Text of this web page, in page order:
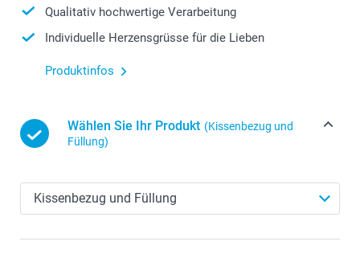
Qualitativ hochwertige Verarbeitung
Individuelle Herzensgrüsse für die Lieben
Produktinfos
Wählen Sie Ihr Produkt (Kissenbezug und
Füllung)